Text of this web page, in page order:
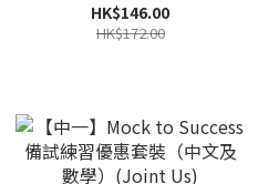
HK$146.00
HK$172.00